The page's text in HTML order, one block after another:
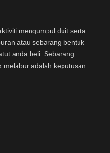
mengumpul duit serta
atau sebarang bentuk
anda beli. Sebarang
melabur adalah keputusan